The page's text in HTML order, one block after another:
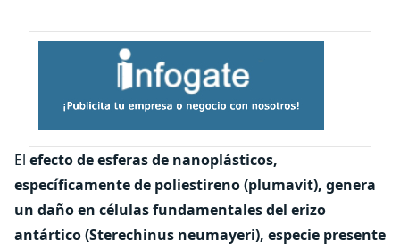
El efecto de esferas de nanoplásticos,
específicamente de poliestireno (plumavit), genera
un daño en células fundamentales del erizo
antártico (Sterechinus neumayeri), especie presente